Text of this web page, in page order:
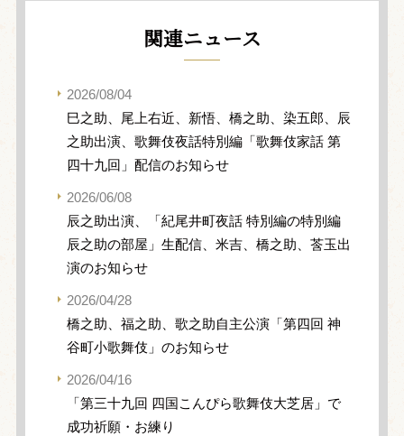
関連ニュース
2026/08/04
巳之助、尾上右近、新悟、橋之助、染五郎、辰
之助出演、歌舞伎夜話特別編「歌舞伎家話 第
四十九回」配信のお知らせ
2026/06/08
辰之助出演、「紀尾井町夜話 特別編の特別編
辰之助の部屋」生配信、米吉、橋之助、莟玉出
演のお知らせ
2026/04/28
橋之助、福之助、歌之助自主公演「第四回 神
谷町小歌舞伎」のお知らせ
2026/04/16
「第三十九回 四国こんぴら歌舞伎大芝居」で
成功祈願・お練り